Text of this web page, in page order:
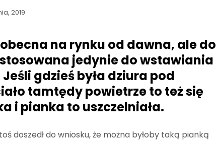
2019
obecna na rynku od dawna, ale do
jedynie do wstawiania
gdzieś była dziura pod
tamtędy powietrze to też się
i pianka to uszczelniała.
doszedł do wniosku, że można byłoby taką pianką